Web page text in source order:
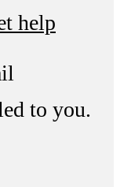
help
to you.